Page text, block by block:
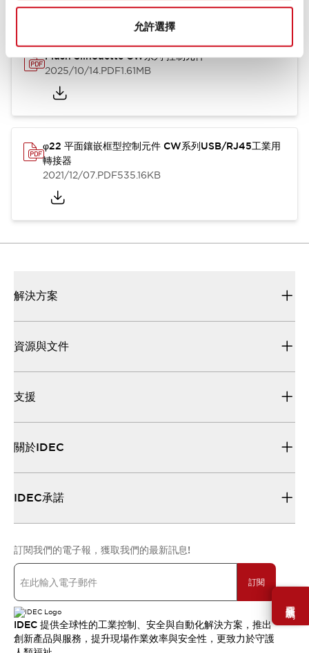
允許選擇
需要幫助嗎？
Flush Silhouette CW系列 控制元件
2025/10/14.PDF1.61MB
φ22 平面鑲嵌框型控制元件 CW系列USB/RJ45工業用
轉接器
2021/12/07.PDF535.16KB
解決方案
資源與文件
支援
關於IDEC
IDEC承諾
訂閱我們的電子報，獲取我們的最新訊息!
訂閱
IDEC 提供全球性的工業控制、安全與自動化解決方案，推出
創新產品與服務，提升現場作業效率與安全性，更致力於守護